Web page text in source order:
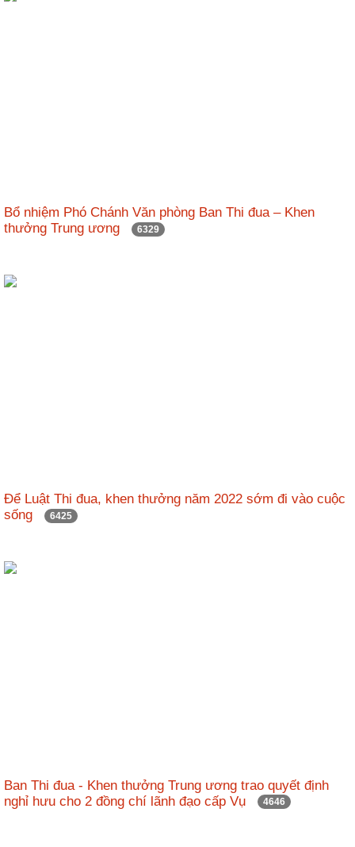
Bổ nhiệm Phó Chánh Văn phòng Ban Thi đua – Khen
thưởng Trung ương
6329
Để Luật Thi đua, khen thưởng năm 2022 sớm đi vào cuộc
sống
6425
Ban Thi đua - Khen thưởng Trung ương trao quyết định
nghỉ hưu cho 2 đồng chí lãnh đạo cấp Vụ
4646